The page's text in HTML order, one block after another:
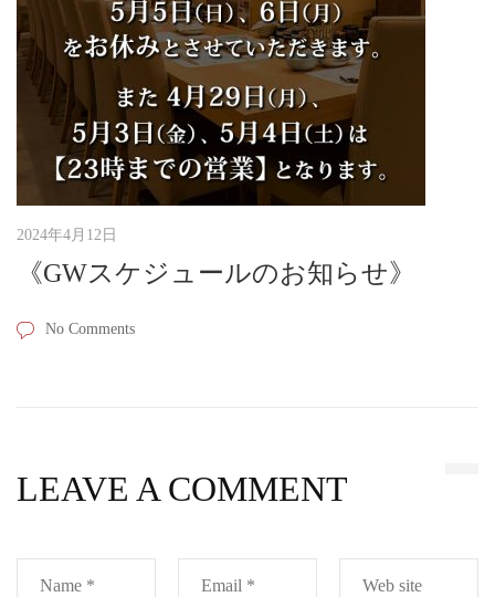
2024年4月12日
《GWスケジュールのお知らせ》
No Comments
LEAVE A COMMENT